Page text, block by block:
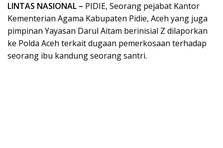
LINTAS NASIONAL – PIDIE, Seorang pejabat Kantor
Kementerian Agama Kabupaten Pidie, Aceh yang juga
pimpinan Yayasan Darul Aitam berinisial Z dilaporkan
ke Polda Aceh terkait dugaan pemerkosaan terhadap
seorang ibu kandung seorang santri.